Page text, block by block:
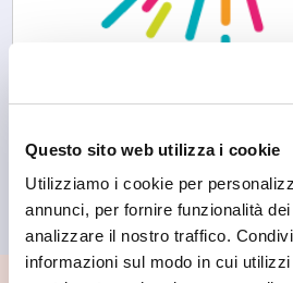
Questo sito web utilizza i cookie
Utilizziamo i cookie per
annunci, per fornire funzionalità
analizzare il nostro traffico.
informazioni sul modo in cui
Aprica
Aprica on line